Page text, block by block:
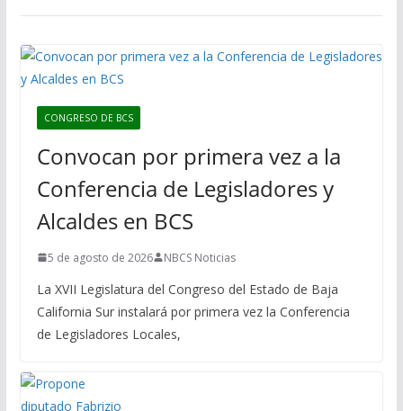
CONGRESO DE BCS
Convocan por primera vez a la
Conferencia de Legisladores y
Alcaldes en BCS
5 de agosto de 2026 NBCS Noticias
La XVII Legislatura del Congreso del Estado de Baja
California Sur instalará por primera vez la Conferencia
de Legisladores Locales,